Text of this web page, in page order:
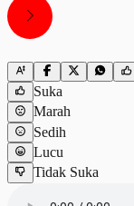
Suka
Marah
Sedih
Lucu
Tidak Suka